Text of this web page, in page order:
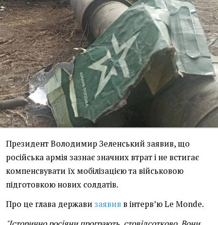
Президент Володимир Зеленський заявив, що
російська армія зазнає значних втрат і не встигає
компенсвувати їх мобілізацією та військовою
підготовкою нових солдатів.
Про це глава держави заявив в інтерв’ю Le Monde.